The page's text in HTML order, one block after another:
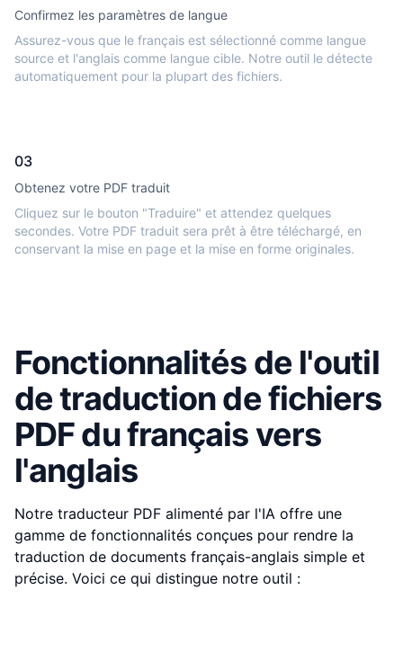
Confirmez les paramètres de langue
Assurez-vous que le français est sélectionné comme langue
source et l'anglais comme langue cible. Notre outil le détecte
automatiquement pour la plupart des fichiers.
03
Obtenez votre PDF traduit
Cliquez sur le bouton "Traduire" et attendez quelques
secondes. Votre PDF traduit sera prêt à être téléchargé, en
conservant la mise en page et la mise en forme originales.
Fonctionnalités de l'outil
de traduction de fichiers
PDF du français vers
l'anglais
Notre traducteur PDF alimenté par l'IA offre une
gamme de fonctionnalités conçues pour rendre la
traduction de documents français-anglais simple et
précise. Voici ce qui distingue notre outil :